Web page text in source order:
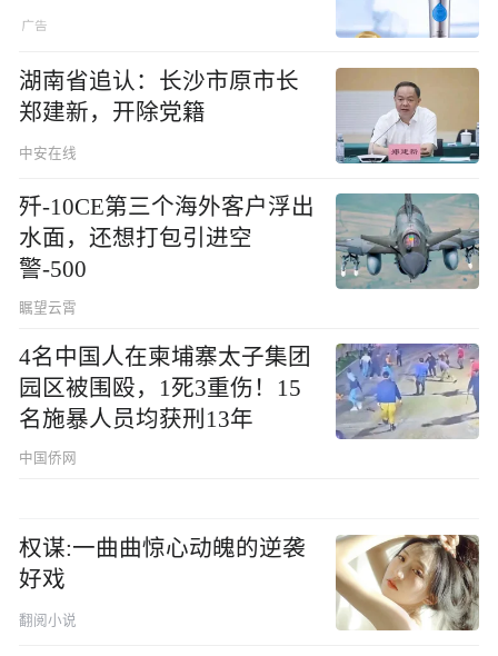
湖南省追认：长沙市原市长
郑建新，开除党籍
中安在线
歼-10CE第三个海外客户浮出
水面，还想打包引进空
警-500
瞩望云霄
4名中国人在柬埔寨太子集团
园区被围殴，1死3重伤！15
名施暴人员均获刑13年
中国侨网
权谋:一曲曲惊心动魄的逆袭
好戏
翻阅小说